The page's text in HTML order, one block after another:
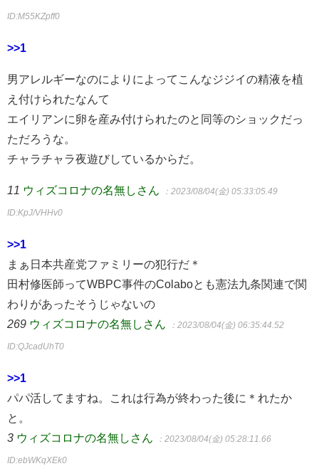
ID:M55KZpff0
>>1
男アレルギーなのによりによってこんなジジイの精液を植
え付けられたなんて
エイリアンに卵を産み付けられたのと同等のショックだっ
ただろうな。
チャラチャラ夜遊びしているからだ。
11 ウィズコロナの名無しさん ：2023/08/04(金) 05:33:05.49
ID:KpJ/VHHv0
>>1
まぁ日本共産党ファミリーの犯行だ＊
田村修医師ってWBPC事件のColaboとも憲法九条関連で関
わりがあったそうじゃないの
269 ウィズコロナの名無しさん ：2023/08/04(金) 06:35:44.52
ID:QJcadUhT0
>>1
パパ活してますね。これは行為が終わった後に＊れたか
と。
3 ウィズコロナの名無しさん ：2023/08/04(金) 05:28:11.66
ID:ebWKqXEk0